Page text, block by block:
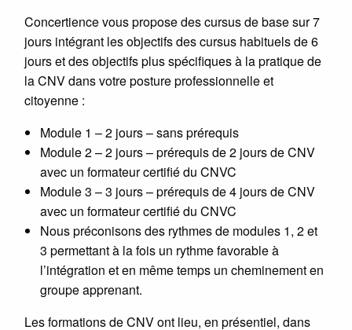
Concertience vous propose des cursus de base sur 7
jours intégrant les objectifs des cursus habituels de 6
jours et des objectifs plus spécifiques à la pratique de
la CNV dans votre posture professionnelle et
citoyenne :
Module 1 – 2 jours – sans prérequis
Module 2 – 2 jours – prérequis de 2 jours de CNV
avec un formateur certifié du CNVC
Module 3 – 3 jours – prérequis de 4 jours de CNV
avec un formateur certifié du CNVC
Nous préconisons des rythmes de modules 1, 2 et
3 permettant à la fois un rythme favorable à
l’intégration et en même temps un cheminement en
groupe apprenant.
Les formations de CNV ont lieu, en présentiel, dans